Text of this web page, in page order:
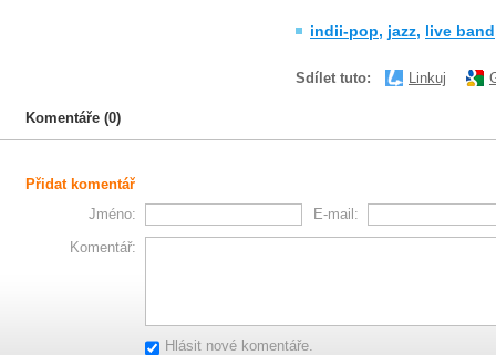
indii-pop, jazz, live band
Sdílet tuto: Linkuj
Komentáře (0)
Přidat komentář
Jméno:
E-mail:
Komentář:
Hlásit nové komentáře.